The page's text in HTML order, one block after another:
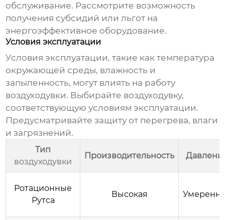
обслуживание. Рассмотрите возможность
получения субсидий или льгот на
энергоэффективное оборудование.
Условия эксплуатации
Условия эксплуатации, такие как температура
окружающей среды, влажность и
запыленность, могут влиять на работу
воздуходувки. Выбирайте воздуходувку,
соответствующую условиям эксплуатации.
Предусматривайте защиту от перегрева, влаги
и загрязнений.
Тип
воздуходувки
Производительность
Ротационные
Рутса
Высокая